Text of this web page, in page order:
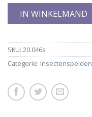
IN WINKELMAND
SKU: 20.046s
Categorie: Insectenspelden